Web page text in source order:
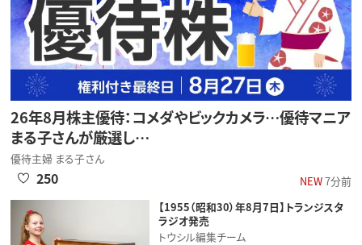
26年8月株主優待：コメダやビックカメラ…優待マニア
まる子さんが厳選し…
優待主婦 まる子さん
NEW7分前
250
【1955（昭和30）年8月7日】トランジスタ
ラジオ発売
トウシル編集チーム